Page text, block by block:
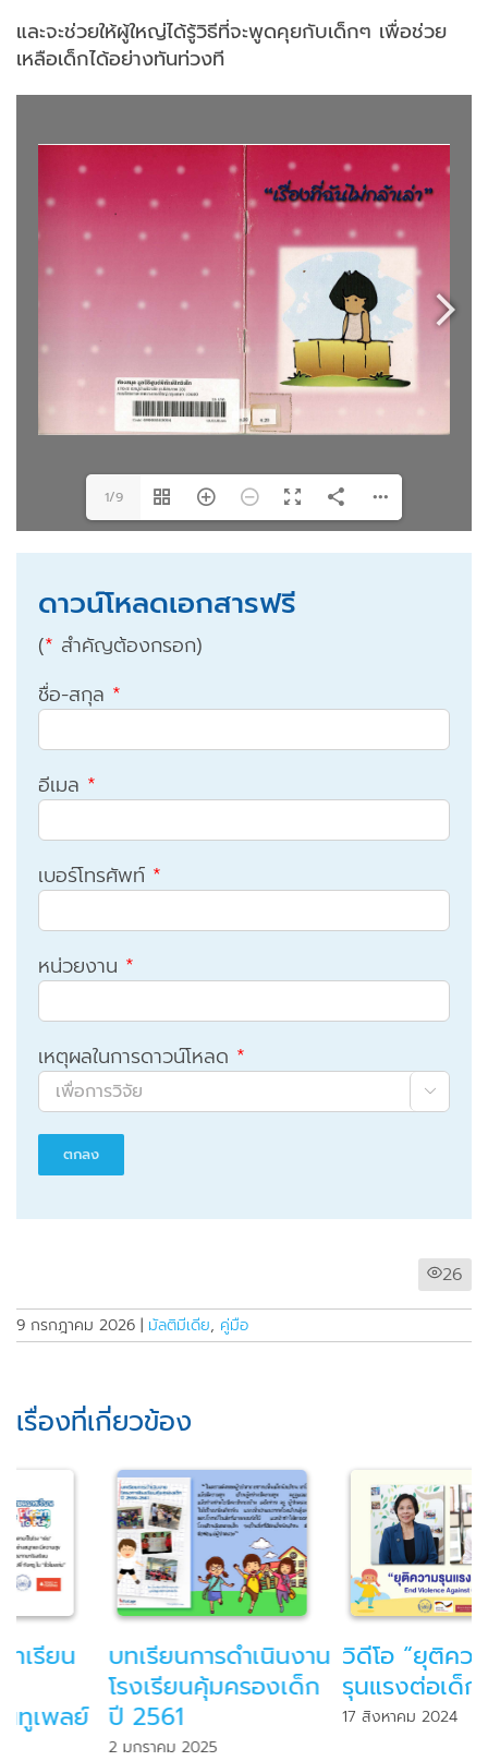
และจะช่วยให้ผู้ใหญ่ได้รู้วิธีที่จะพูดคุยกับเด็กๆ เพื่อช่วย
เหลือเด็กได้อย่างทันท่วงที
1/9
ดาวน์โหลดเอกสารฟรี
(* สำคัญต้องกรอก)
ชื่อ-สกุล *
อีเมล *
เบอร์โทรศัพท์ *
หน่วยงาน *
เหตุผลในการดาวน์โหลด *

26
9 กรกฎาคม 2026 | มัลติมีเดีย, คู่มือ
เรื่องที่เกี่ยวข้อง
บทเรียนการดำเนินงาน
โรงเรียนคุ้มครองเด็ก
ปี 2561
2 มกราคม 2025
วิดีโอ “ยุติความ
รุนแรงต่อเด็ก”
17 สิงหาคม 2024